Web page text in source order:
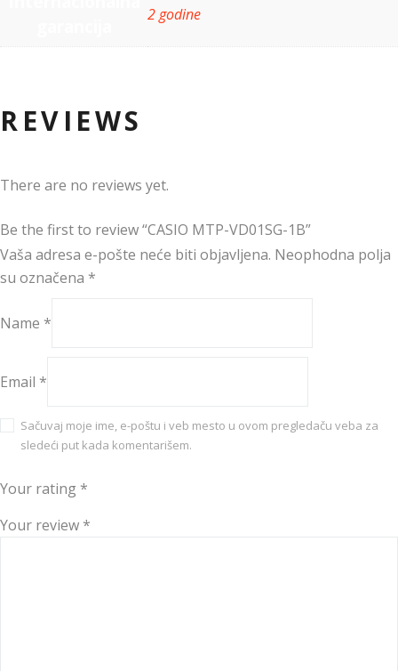
2 godine
REVIEWS
There are no reviews yet.
Be the first to review “CASIO MTP-VD01SG-1B”
Vaša adresa e-pošte neće biti objavljena. Neophodna polja
su označena *
Name *
Email *
Sačuvaj moje ime, e-poštu i veb mesto u ovom pregledaču veba za
sledeći put kada komentarišem.
Your rating *
Your review *